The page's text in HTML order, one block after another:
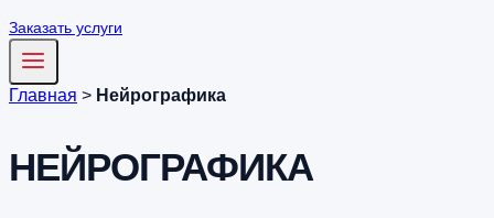
Заказать услуги
Главная > Нейрографика
НЕЙРОГРАФИКА